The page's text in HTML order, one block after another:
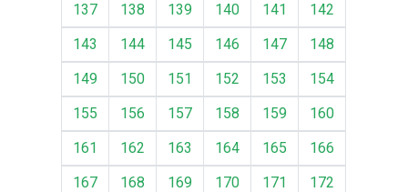
137
138 139 140 141
142
143
144 145 146 147
148
149
150 151 152 153
154
155
156 157 158 159
160
161
162 163 164 165
166
167
168 169 170 171
172